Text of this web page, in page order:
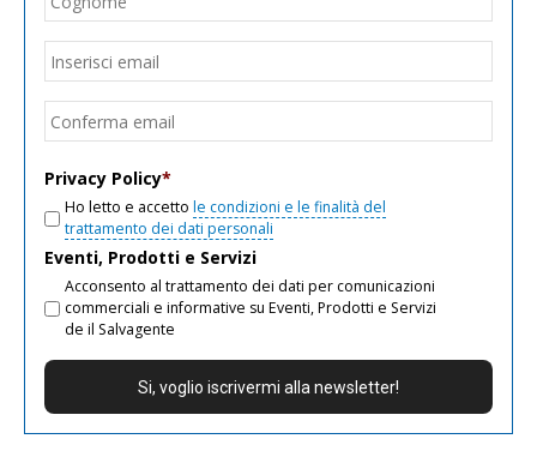
Email
Privacy Policy*
Ho letto e accetto le condizioni e le finalità del
trattamento dei dati personali
Eventi, Prodotti e Servizi
Acconsento al trattamento dei dati per comunicazioni
commerciali e informative su Eventi, Prodotti e Servizi
de il Salvagente